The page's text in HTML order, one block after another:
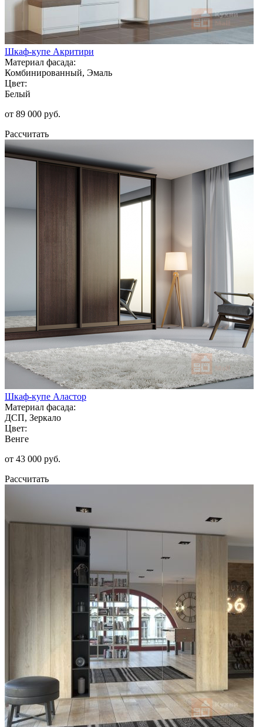
Шкаф-купе Акритири
Материал фасада:
Комбинированный, Эмаль
Цвет:
Белый
от 89 000 руб.
Рассчитать
Шкаф-купе Аластор
Материал фасада:
ДСП, Зеркало
Цвет:
Венге
от 43 000 руб.
Рассчитать